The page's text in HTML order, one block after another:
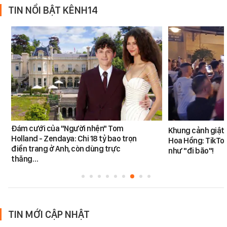
TIN NỔI BẬT KÊNH14
Đám cưới của "Người nhện" Tom
Holland - Zendaya: Chi 18 tỷ bao trọn
điền trang ở Anh, còn dùng trực
thăng…
Khung cảnh
Hoa Hồng:
như "đi bão"!
TIN MỚI CẬP NHẬT